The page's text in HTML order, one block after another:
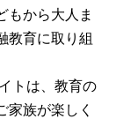
もから大人ま
教育に取り組
トは、教育の
家族が楽しく